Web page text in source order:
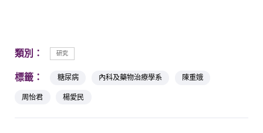
類別： 研究
標籤： 糖尿病 內科及藥物治療學系
陳重娥
周怡君
楊愛民